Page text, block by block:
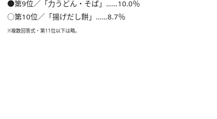
●第9位／「力うどん・そば」……10.0％
○第10位／「揚げだし餅」……8.7％
※複数回答式・第11位以下は略。